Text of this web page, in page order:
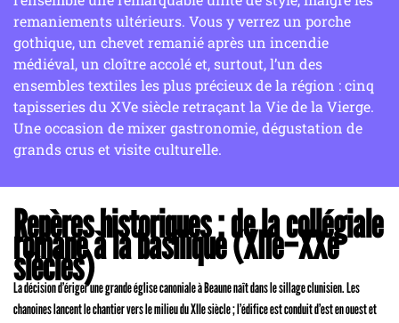
remaniements ultérieurs. Vous y verrez un porche
gothique, un chevet remanié après un incendie
médiéval, un cloître accolé et, surtout, l’un des
ensembles textiles les plus précieux de la région : cinq
tapisseries du XVe siècle retraçant la Vie de la Vierge.
Une occasion de mixer gastronomie, dégustation de
grands crus et visite culturelle.
Repères historiques : de la collégiale
romane à la basilique (XIIe–XXe
siècles)
La décision d’ériger une grande église canoniale à Beaune naît dans le sillage clunisien. Les
chanoines lancent le chantier vers le milieu du XIIe siècle ; l’édifice est conduit d’est en ouest et